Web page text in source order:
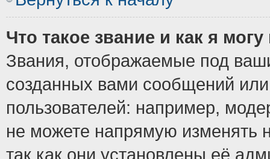
Что такое звание и как я
Звания, отображаемые под
созданных вами сообщений
пользователей: например,
не можете напрямую изменять
так как они установлены её